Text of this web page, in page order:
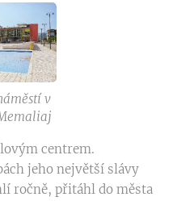
v
centrem.
jeho největší slávy
ročně, přitáhl do města